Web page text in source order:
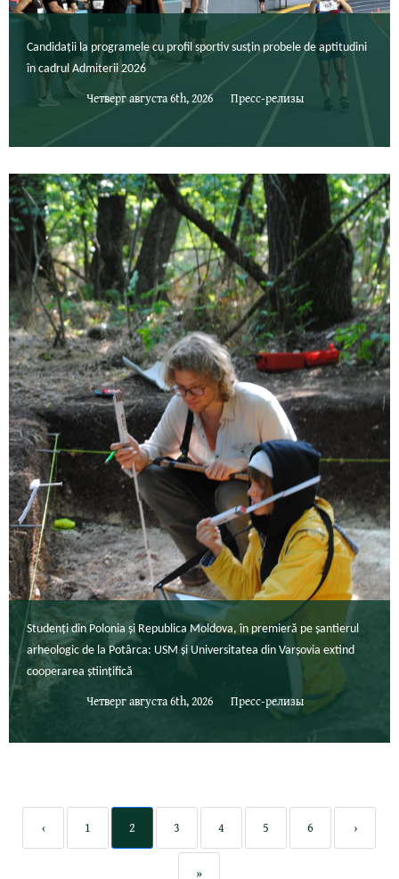
Candidații la programele cu profil sportiv susțin probele de aptitudini
în cadrul Admiterii 2026
Четверг августа 6th, 2026 Пресс-релизы
Studenți din Polonia și Republica Moldova, în premieră pe șantierul
arheologic de la Potârca: USM și Universitatea din Varșovia extind
cooperarea științifică
Четверг августа 6th, 2026 Пресс-релизы
‹ 1 2 3 4 5 6 ›
»